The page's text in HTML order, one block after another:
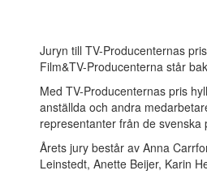
Juryn till TV-Producenternas
Film&TV-Producenterna står
Med TV-Producenternas pris
anställda och andra
representanter från de
Årets jury består av Anna
Leinstedt, Anette Beijer, Karin